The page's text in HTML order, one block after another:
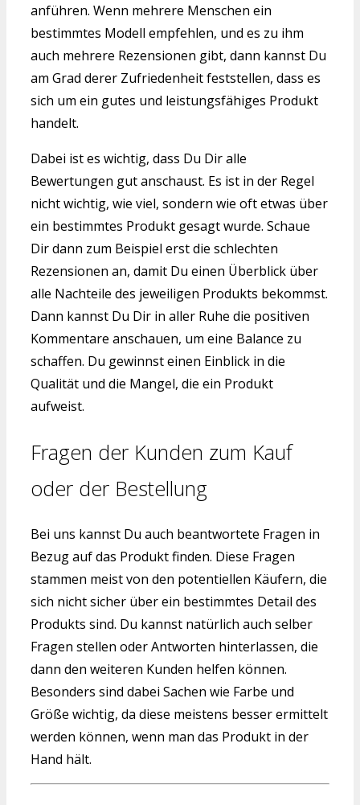
anführen. Wenn mehrere Menschen ein
bestimmtes Modell empfehlen, und es zu ihm
auch mehrere Rezensionen gibt, dann kannst Du
am Grad derer Zufriedenheit feststellen, dass es
sich um ein gutes und leistungsfähiges Produkt
handelt.
Dabei ist es wichtig, dass Du Dir alle
Bewertungen gut anschaust. Es ist in der Regel
nicht wichtig, wie viel, sondern wie oft etwas über
ein bestimmtes Produkt gesagt wurde. Schaue
Dir dann zum Beispiel erst die schlechten
Rezensionen an, damit Du einen Überblick über
alle Nachteile des jeweiligen Produkts bekommst.
Dann kannst Du Dir in aller Ruhe die positiven
Kommentare anschauen, um eine Balance zu
schaffen. Du gewinnst einen Einblick in die
Qualität und die Mangel, die ein Produkt
aufweist.
Fragen der Kunden zum Kauf
oder der Bestellung
Bei uns kannst Du auch beantwortete Fragen in
Bezug auf das Produkt finden. Diese Fragen
stammen meist von den potentiellen Käufern, die
sich nicht sicher über ein bestimmtes Detail des
Produkts sind. Du kannst natürlich auch selber
Fragen stellen oder Antworten hinterlassen, die
dann den weiteren Kunden helfen können.
Besonders sind dabei Sachen wie Farbe und
Größe wichtig, da diese meistens besser ermittelt
werden können, wenn man das Produkt in der
Hand hält.